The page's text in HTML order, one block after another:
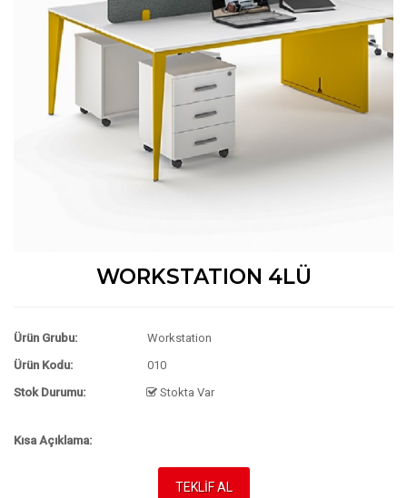
WORKSTATION 4LÜ
Ürün Grubu:
Workstation
Ürün Kodu:
010
Stok Durumu:
Stokta Var
Kısa Açıklama:
TEKLİF AL